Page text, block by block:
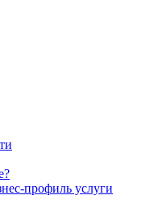
профиль услуги